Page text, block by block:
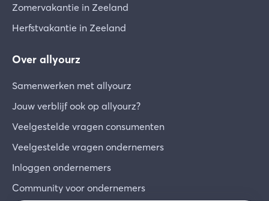
Zomervakantie in Zeeland
Herfstvakantie in Zeeland
Over allyourz
Samenwerken met allyourz
Jouw verblijf ook op allyourz?
Veelgestelde vragen consumenten
Veelgestelde vragen ondernemers
Inloggen ondernemers
Community voor ondernemers